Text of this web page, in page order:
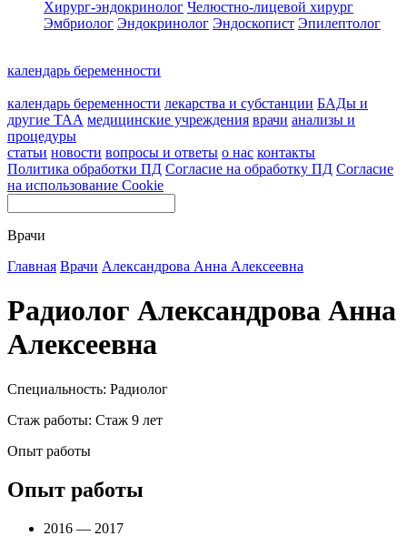
Хирург-эндокринолог Челюстно-лицевой хирург
Эмбриолог Эндокринолог Эндоскопист Эпилептолог
календарь беременности
календарь беременности лекарства и субстанции БАДы и
другие ТАА медицинские учреждения врачи анализы и
процедуры
статьи новости вопросы и ответы о нас контакты
Политика обработки ПД Согласие на обработку ПД Согласие
на использование Cookie
Врачи
Главная Врачи Александрова Анна Алексеевна
Радиолог Александрова Анна
Алексеевна
Специальность: Радиолог
Стаж работы: Стаж 9 лет
Опыт работы
Опыт работы
2016 — 2017